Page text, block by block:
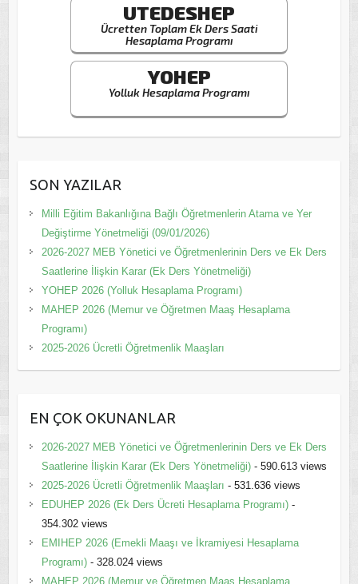
UTEDESHEP
Ücretten Toplam Ek Ders Saati
Hesaplama Programı
YOHEP
Yolluk Hesaplama Programı
SON YAZILAR
Milli Eğitim Bakanlığına Bağlı Öğretmenlerin Atama ve Yer
Değiştirme Yönetmeliği (09/01/2026)
2026-2027 MEB Yönetici ve Öğretmenlerinin Ders ve Ek Ders
Saatlerine İlişkin Karar (Ek Ders Yönetmeliği)
YOHEP 2026 (Yolluk Hesaplama Programı)
MAHEP 2026 (Memur ve Öğretmen Maaş Hesaplama
Programı)
2025-2026 Ücretli Öğretmenlik Maaşları
EN ÇOK OKUNANLAR
2026-2027 MEB Yönetici ve Öğretmenlerinin Ders ve Ek Ders
Saatlerine İlişkin Karar (Ek Ders Yönetmeliği)- 590.613 views
2025-2026 Ücretli Öğretmenlik Maaşları - 531.636 views
EDUHEP 2026 (Ek Ders Ücreti Hesaplama Programı)-
354.302 views
EMIHEP 2026 (Emekli Maaşı ve İkramiyesi Hesaplama
Programı)- 328.024 views
MAHEP 2026 (Memur ve Öğretmen Maaş Hesaplama